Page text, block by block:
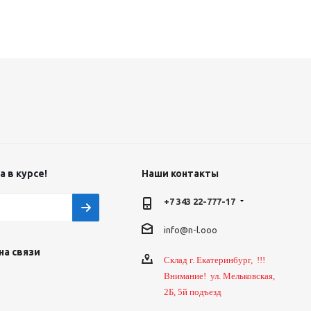
в курсе!
связи
Наши контакты
+7 343 22-777-17
info@n-l.ooo
Склад г. Екатеринбург, !!!
Внимание! ул. Мельковская,
2Б, 5й подъезд